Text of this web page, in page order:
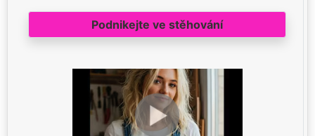
Podnikejte ve stěhování